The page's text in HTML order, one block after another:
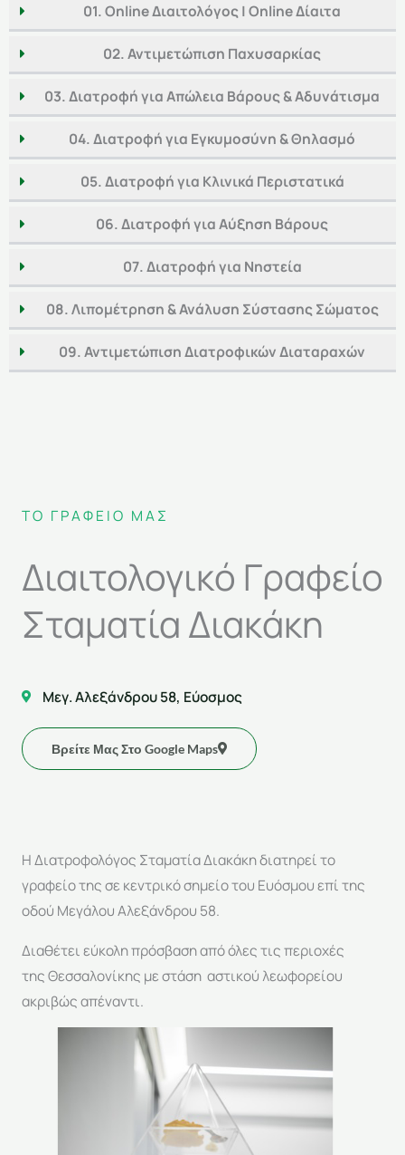
01. Online Διαιτολόγος | Online Δίαιτα
02. Αντιμετώπιση Παχυσαρκίας
03. Διατροφή για Απώλεια Βάρους & Αδυνάτισμα
04. Διατροφή για Εγκυμοσύνη & Θηλασμό
05. Διατροφή για Κλινικά Περιστατικά
06. Διατροφή για Αύξηση Βάρους
07. Διατροφή για Νηστεία
08. Λιπομέτρηση & Ανάλυση Σύστασης Σώματος
09. Αντιμετώπιση Διατροφικών Διαταραχών
ΤΟ ΓΡΑΦΕΊΟ ΜΑΣ
Διαιτολογικό Γραφείο
Σταματία Διακάκη
Μεγ. Αλεξάνδρου 58, Εύοσμος
Βρείτε Μας Στο Google Maps
Η Διατροφολόγος Σταματία Διακάκη διατηρεί το
γραφείο της σε κεντρικό σημείο του Ευόσμου επί της
οδού Μεγάλου Αλεξάνδρου 58.
Διαθέτει εύκολη πρόσβαση από όλες τις περιοχές
της Θεσσαλονίκης με στάση αστικού λεωφορείου
ακριβώς απέναντι.